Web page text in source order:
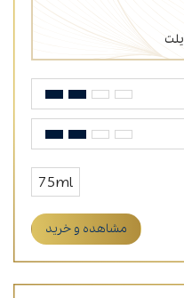
75ml
مشاهده و خرید